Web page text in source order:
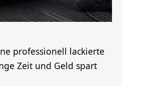
professionell lackierte
Zeit und Geld spart